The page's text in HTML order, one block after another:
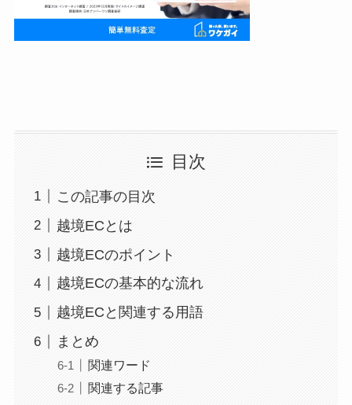
目次
この記事の目次
越境ECとは
越境ECのポイント
越境ECの基本的な流れ
越境ECと関連する用語
まとめ
関連ワード
関連する記事